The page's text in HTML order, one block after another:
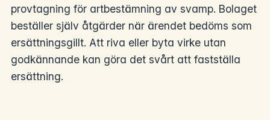
provtagning för artbestämning av svamp. Bolaget
beställer själv åtgärder när ärendet bedöms som
ersättningsgillt. Att riva eller byta virke utan
godkännande kan göra det svårt att fastställa
ersättning.